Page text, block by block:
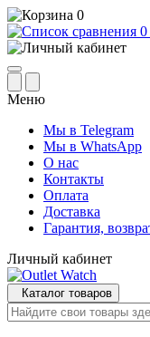
0
0
Меню
Мы в Telegram
Мы в WhatsApp
О нас
Контакты
Оплата
Доставка
Гарантия,
Личный кабинет
Каталог товаров